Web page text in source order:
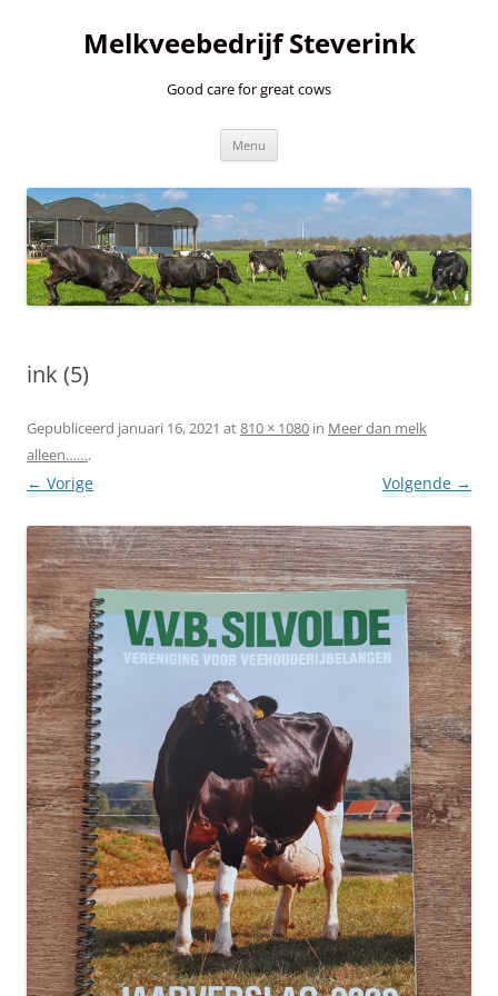
Melkveebedrijf Steverink
Good care for great cows
Menu
ink (5)
Gepubliceerd januari 16, 2021 at810 × 1080 in Meer dan melk
alleen…….
← Vorige Volgende →